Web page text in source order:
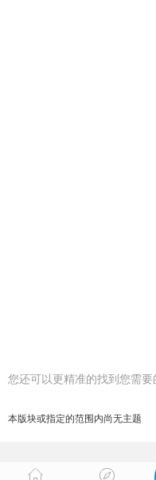
您还可以更精准的找到您需要
本版块或指定的范围内尚无主题